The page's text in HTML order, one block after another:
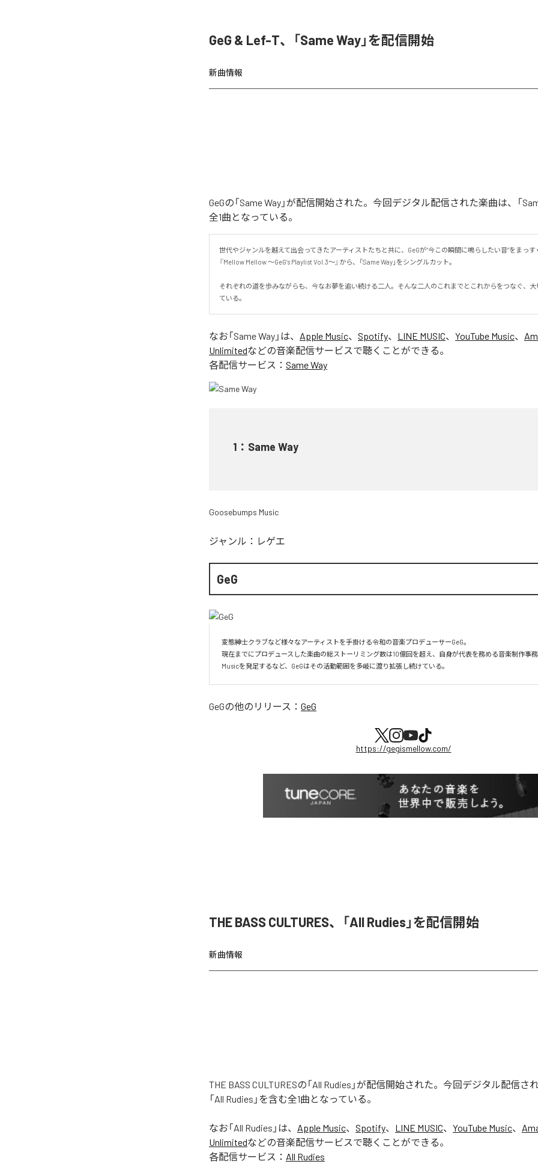
GeG & Lef-T、「Same Way」を配信開始
新曲情報
GeGの「Same Way」が配信開始された。今回デジタル配信された楽曲は、「
全1曲となっている。
世代やジャンルを越えて出会ってきたアーティストたちと共に、GeGが“今この瞬間に鳴らしたい音”をまっ
『Mellow Mellow ～GeG’s Playlist Vol.3～』から、「Same Way」をシングルカット。
それぞれの道を歩みながらも、今なお夢を追い続ける二人。そんな二人のこれまでとこれからをつなぐ、
ている。
なお「Same Way 」は、 Apple Music、 Spotify、 LINE MUSIC、 YouTube Music、
Unlimitedなどの音楽配信サービスで聴くことができる。
各配信サービス： Same Way
1 ： Same Way
Goosebumps Music
ジャンル： レゲエ
GeG
変態紳士クラブなど様々なアーティストを手掛ける令和の音楽プロデューサーGeG。
現在までにプロデュースした楽曲の総ストーリミング数は10億回を超え、自身が代表を務める音楽制作事
Musicを発足するなど、GeGはその活動範囲を多岐に渡り拡張し続けている。
GeGの他のリリース： GeG
https://gegismellow.com/
THE BASS CULTURES、「All Rudies」を配信開始
新曲情報
THE BASS CULTURESの「All Rudies」が配信開始された。今回デジタル配信さ
「All Rudies」を含む全1曲となっている。
なお「All Rudies 」は、 Apple Music、 Spotify、 LINE MUSIC、 YouTube Music、
Unlimitedなどの音楽配信サービスで聴くことができる。
各配信サービス： All Rudies